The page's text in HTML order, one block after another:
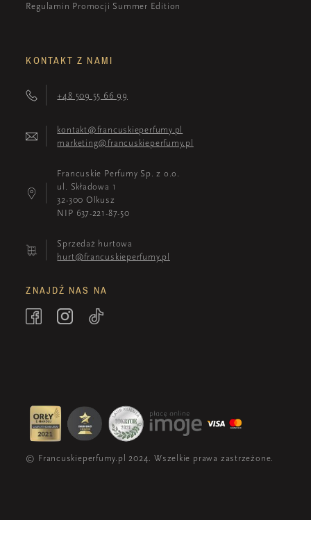
Regulamin Promocji Summer Edition
KONTAKT Z NAMI
+48 509 55 66 99
kontakt@francuskieperfumy.pl
marketing@francuskieperfumy.pl
Francuskie Perfumy Sp. z o.o.
ul. Składowa 1
32-300 Olkusz
NIP 637-221-87-50
Sprzedaż hurtowa
hurt@francuskieperfumy.pl
ZNAJDŹ NAS NA
© Francuskieperfumy.pl 2024. Wszelkie prawa zastrzeżone.